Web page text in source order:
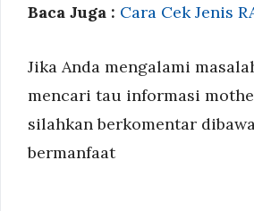
Baca Juga : Cara Cek Jenis
Jika Anda mengalami
mencari tau informasi
silahkan berkomentar
bermanfaat